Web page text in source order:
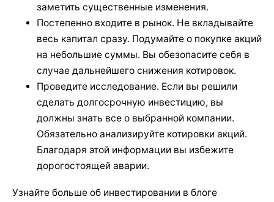
заметить существенные изменения.
Постепенно входите в рынок. Не вкладывайте
весь капитал сразу. Подумайте о покупке акций
на небольшие суммы. Вы обезопасите себя в
случае дальнейшего снижения котировок.
Проведите исследование. Если вы решили
сделать долгосрочную инвестицию, вы
должны знать все о выбранной компании.
Обязательно анализируйте котировки акций.
Благодаря этой информации вы избежите
дорогостоящей аварии.
Узнайте больше об инвестировании в блоге